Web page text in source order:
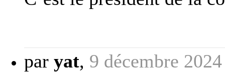
par yat, 9 décembre